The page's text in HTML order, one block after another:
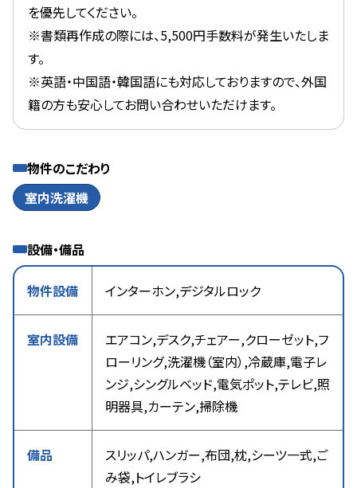
を優先してください。
※書類再作成の際には、5,500円手数料が発生いたしま
す。
※英語・中国語・韓国語にも対応しておりますので、外国
籍の方も安心してお問い合わせいただけます。
物件のこだわり
室内洗濯機
設備・備品
物件設備 インターホン,デジタルロック
室内設備
エアコン,デスク,チェアー,クローゼット,フ
ローリング,洗濯機（室内）,冷蔵庫,電子レ
ンジ,シングルベッド,電気ポット,テレビ,照
明器具,カーテン,掃除機
備品
スリッパ,ハンガー,布団,枕,シーツ一式,ご
み袋,トイレブラシ